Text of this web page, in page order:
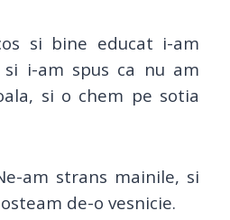
si bine educat i-am
i-am spus ca nu am
si o chem pe sotia
am strans mainile, si
de-o vesnicie.